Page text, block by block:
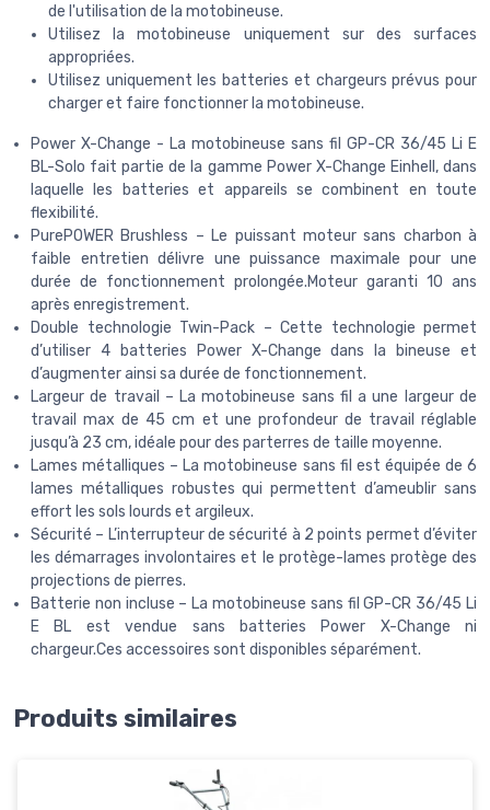
de l'utilisation de la motobineuse.
Utilisez la motobineuse uniquement sur des surfaces
appropriées.
Utilisez uniquement les batteries et chargeurs prévus pour
charger et faire fonctionner la motobineuse.
Power X-Change - La motobineuse sans fil GP-CR 36/45 Li E
BL-Solo fait partie de la gamme Power X-Change Einhell, dans
laquelle les batteries et appareils se combinent en toute
flexibilité.
PurePOWER Brushless – Le puissant moteur sans charbon à
faible entretien délivre une puissance maximale pour une
durée de fonctionnement prolongée.Moteur garanti 10 ans
après enregistrement.
Double technologie Twin-Pack – Cette technologie permet
d’utiliser 4 batteries Power X-Change dans la bineuse et
d’augmenter ainsi sa durée de fonctionnement.
Largeur de travail – La motobineuse sans fil a une largeur de
travail max de 45 cm et une profondeur de travail réglable
jusqu’à 23 cm, idéale pour des parterres de taille moyenne.
Lames métalliques – La motobineuse sans fil est équipée de 6
lames métalliques robustes qui permettent d’ameublir sans
effort les sols lourds et argileux.
Sécurité – L’interrupteur de sécurité à 2 points permet d’éviter
les démarrages involontaires et le protège-lames protège des
projections de pierres.
Batterie non incluse – La motobineuse sans fil GP-CR 36/45 Li
E BL est vendue sans batteries Power X-Change ni
chargeur.Ces accessoires sont disponibles séparément.
Produits similaires